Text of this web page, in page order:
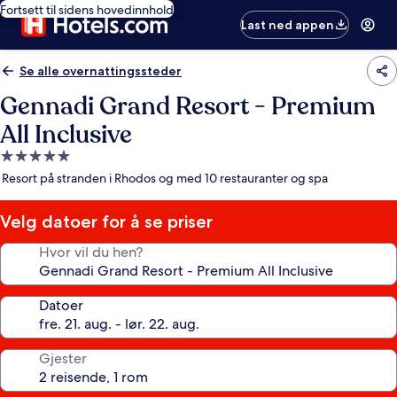
Fortsett til sidens hovedinnhold
Last ned appen
Se alle overnattingssteder
Gennadi Grand Resort - Premium
All Inclusive
Overnattingssted
med
stjerner
Resort på stranden i Rhodos og med 10 restauranter og spa
Velg datoer for å se priser
Hvor vil du hen?
Datoer
Gjester